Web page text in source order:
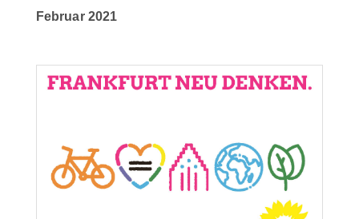
Februar 2021